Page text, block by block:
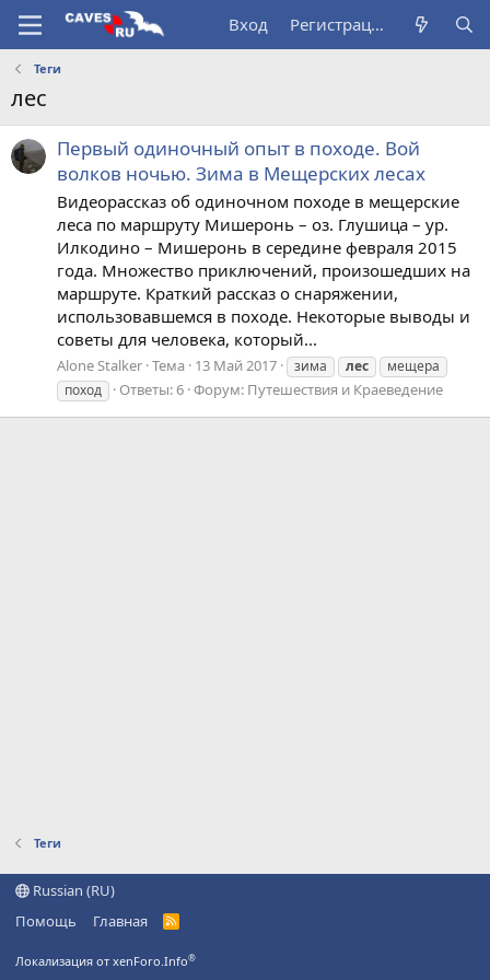
Вход Регистрация
Теги
лес
Первый одиночный опыт в походе. Вой
волков ночью. Зима в Мещерских лесах
Видеорассказ об одиночном походе в мещерские
леса по маршруту Мишеронь – оз. Глушица – ур.
Илкодино – Мишеронь в середине февраля 2015
года. Множество приключений, произошедших на
маршруте. Краткий рассказ о снаряжении,
использовавшемся в походе. Некоторые выводы и
советы для человека, который...
Alone Stalker Тема 13 Май 2017 зима лес
мещера
поход
Ответы: 6 Форум: Путешествия и Краеведение
Теги
Russian (RU)
Помощь
Главная
R
Локализация от xenForo.Info®